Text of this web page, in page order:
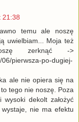
21:38
temu ale noszę
uwielbiam... Moja też
zerknąć ->
pierwsza-po-dugiej-
ale nie opiera się na
tego nie noszę. Poza
dekolt założyć
nie ma efektu